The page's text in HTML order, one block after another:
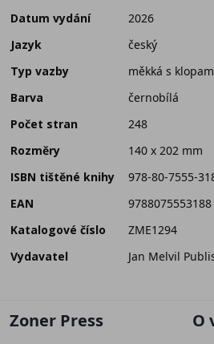
Datum vydání
2026
Jazyk
český
Typ vazby
měkká s
Barva
černobílá
Počet stran
248
Rozměry
140 x 202 mm
ISBN tištěné knihy
978-80-7555-
EAN
9788075553188
Katalogové číslo
ZME1294
Vydavatel
Jan Melvil
Zoner Press O